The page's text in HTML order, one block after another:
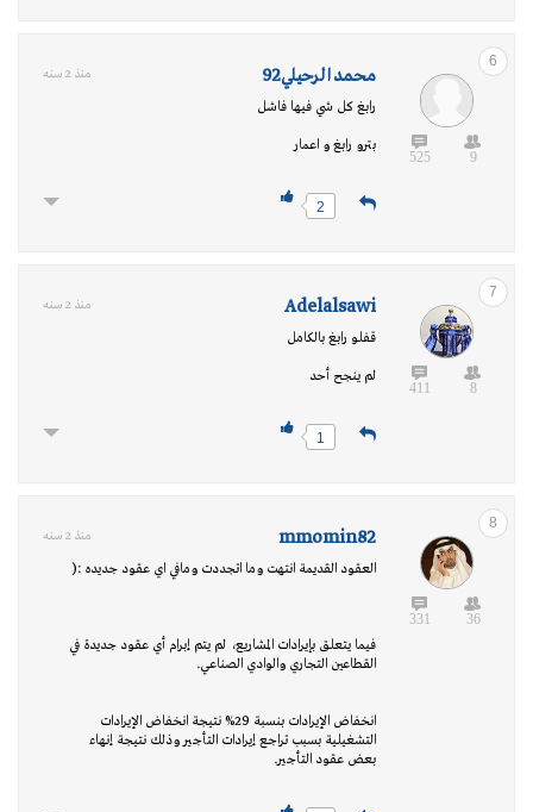
6
9
525
محمد الرحيلي92 منذ 2 سنه
رابغ كل شي فيها فاشل
بترو رابغ و اعمار
2
7
8
411
Adelalsawi منذ 2 سنه
قفلو رابغ بالكامل
لم ينجح أحد
1
8
36
331
mmomin82 منذ 2 سنه
العقود القديمة انتهت وما اتجددت ومافي اي عقود جديده :(
فيما يتعلق بإيرادات المشاريع، لم يتم إبرام أي عقود جديدة في
القطاعين التجاري والوادي الصناعي.
انخفاض الإيرادات بنسبة 29% نتيجة انخفاض الإيرادات
التشغيلية بسبب تراجع إيرادات التأجير وذلك نتيجة إنهاء
بعض عقود التأجير.